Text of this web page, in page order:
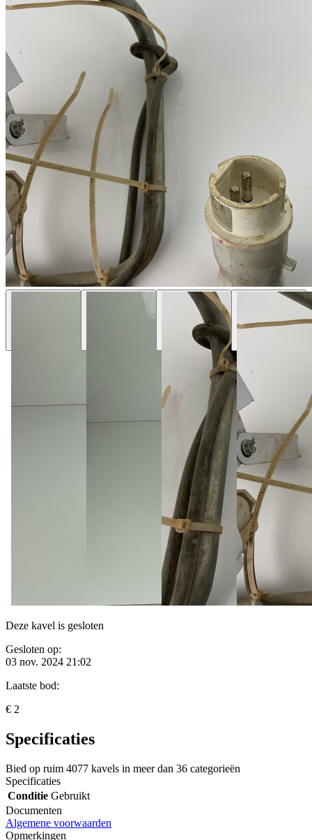
Deze kavel is gesloten
Gesloten op:
03 nov. 2024 21:02
Laatste bod:
€ 2
Specificaties
Bied op ruim 4077 kavels in meer dan 36 categorieën
Specificaties
Conditie Gebruikt
Documenten
Algemene voorwaarden
Opmerkingen